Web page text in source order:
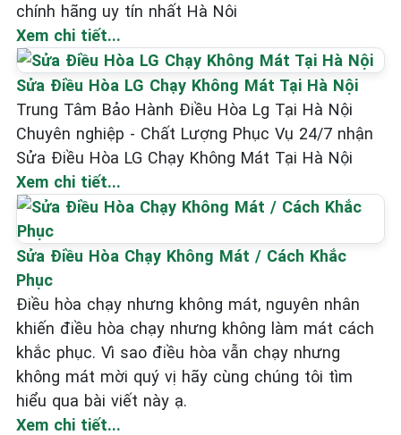
chính hãng uy tín nhất Hà Nôi
Xem chi tiết...
Sửa Điều Hòa LG Chạy Không Mát Tại Hà Nội
Trung Tâm Bảo Hành Điều Hòa Lg Tại Hà Nội
Chuyên nghiệp - Chất Lượng Phục Vụ 24/7 nhận
Sửa Điều Hòa LG Chạy Không Mát Tại Hà Nội
Xem chi tiết...
Sửa Điều Hòa Chạy Không Mát / Cách Khắc
Phục
Điều hòa chạy nhưng không mát, nguyên nhân
khiến điều hòa chạy nhưng không làm mát cách
khắc phục. Vì sao điều hòa vẫn chạy nhưng
không mát mời quý vị hãy cùng chúng tôi tìm
hiểu qua bài viết này ạ.
Xem chi tiết...